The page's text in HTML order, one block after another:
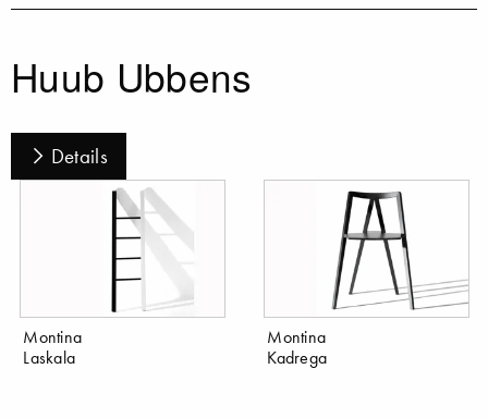
Huub Ubbens
Details
Montina
Laskala
Montina
Kadrega